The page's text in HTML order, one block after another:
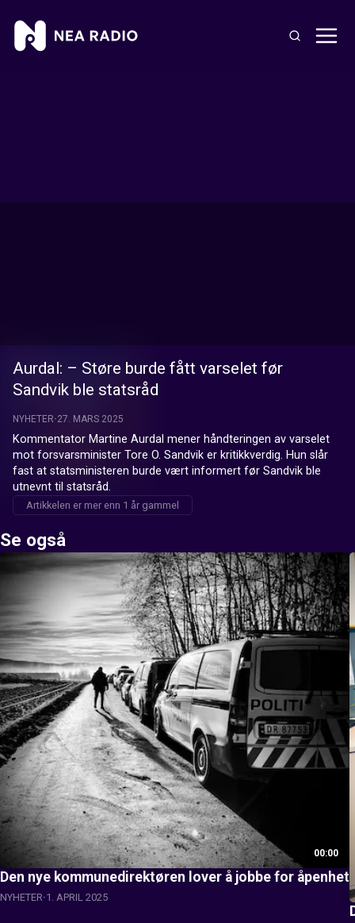
Aurdal: – Støre burde fått varselet før
Sandvik ble statsråd
NYHETER 27. MARS 2025
Kommentator Martine Aurdal mener håndteringen av varselet
mot forsvarsminister Tore O. Sandvik er kritikkverdig. Hun slår
fast at statsministeren burde vært informert før Sandvik ble
utnevnt til statsråd.
Artikkelen er mer enn 1 år gammel
Se også
00:00
Den nye kommunedirektøren lover å jobbe for åpenhet
NYHETER 1. APRIL 2025